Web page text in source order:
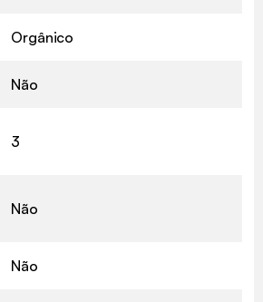
Orgânico
Não
3
Não
Não